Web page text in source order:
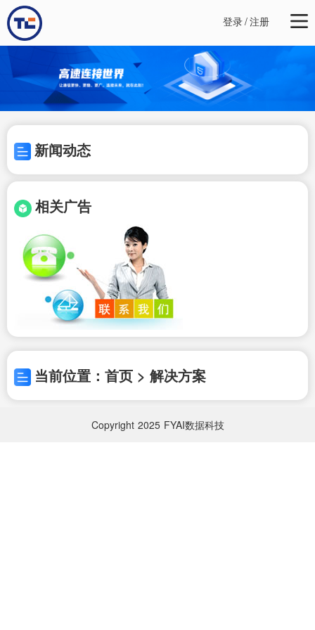
登录/注册
新闻动态
相关广告
当前位置：首页 > 解决方案
Copyright 2025 FYAI数据科技